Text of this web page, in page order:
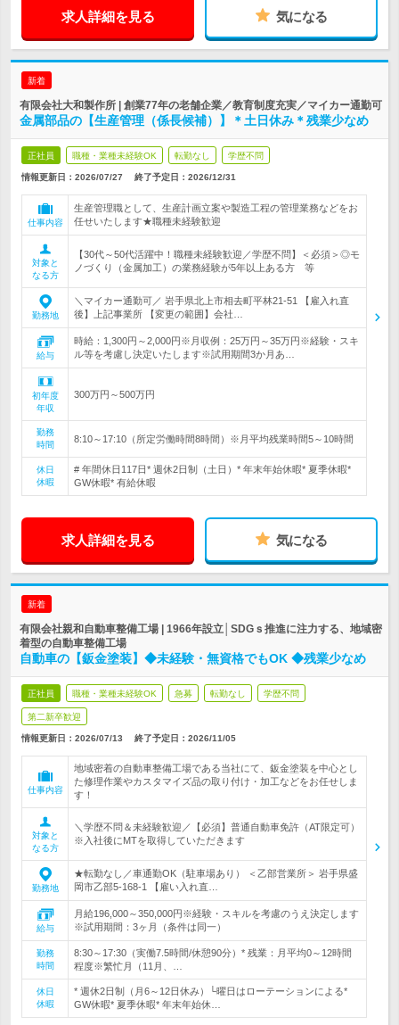
求人詳細を見る 気になる
新着
有限会社大和製作所 | 創業77年の老舗企業／教育制度充実／マイカー通勤可
金属部品の【生産管理（係長候補）】＊土日休み＊残業少なめ
正社員 職種・業種未経験OK 転勤なし 学歴不問
情報更新日：2026/07/27 終了予定日： 2026/12/31
仕事内容
生産管理職として、生産計画立案や製造工程の管理業務などをお
任せいたします★職種未経験歓迎
対象と
なる方
【30代～50代活躍中！職種未経験歓迎／学歴不問】＜必須＞◎モ
ノづくり（金属加工）の業務経験が5年以上ある方 等
勤務地
＼マイカー通勤可／ 岩手県北上市相去町平林21-51 【雇入れ直
後】上記事業所 【変更の範囲】会社…
給与
時給：1,300円～2,000円※月収例：25万円～35万円※経験・スキ
ル等を考慮し決定いたします※試用期間3か月あ…
初年度
年収
300万円～500万円
勤務
時間
8:10～17:10（所定労働時間8時間）※月平均残業時間5～10時間
休日
休暇
# 年間休日117日* 週休2日制（土日）* 年末年始休暇* 夏季休暇*
GW休暇* 有給休暇
求人詳細を見る 気になる
新着
有限会社親和自動車整備工場 | 1966年設立│SDGｓ推進に注力する、地域密
着型の自動車整備工場
自動車の【鈑金塗装】◆未経験・無資格でもOK ◆残業少なめ
正社員 職種・業種未経験OK 急募 転勤なし 学歴不問
第二新卒歓迎
情報更新日：2026/07/13 終了予定日： 2026/11/05
仕事内容
地域密着の自動車整備工場である当社にて、鈑金塗装を中心とし
た修理作業やカスタマイズ品の取り付け・加工などをお任せしま
す！
対象と
なる方
＼学歴不問＆未経験歓迎／【必須】普通自動車免許（AT限定可）
※入社後にMTを取得していただきます
勤務地
★転勤なし／車通勤OK（駐車場あり） ＜乙部営業所＞ 岩手県盛
岡市乙部5-168-1 【雇い入れ直…
給与
月給196,000～350,000円※経験・スキルを考慮のうえ決定します
※試用期間：3ヶ月（条件は同一）
勤務
時間
8:30～17:30（実働7.5時間/休憩90分）* 残業：月平均0～12時間
程度※繁忙月（11月、…
休日
休暇
* 週休2日制（月6～12日休み）└曜日はローテーションによる*
GW休暇* 夏季休暇* 年末年始休…